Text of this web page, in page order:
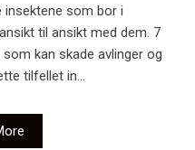
insektene som bor i
til ansikt med dem. 7
kan skade avlinger og
tilfellet in...